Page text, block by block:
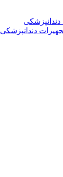
دندانپزشکی